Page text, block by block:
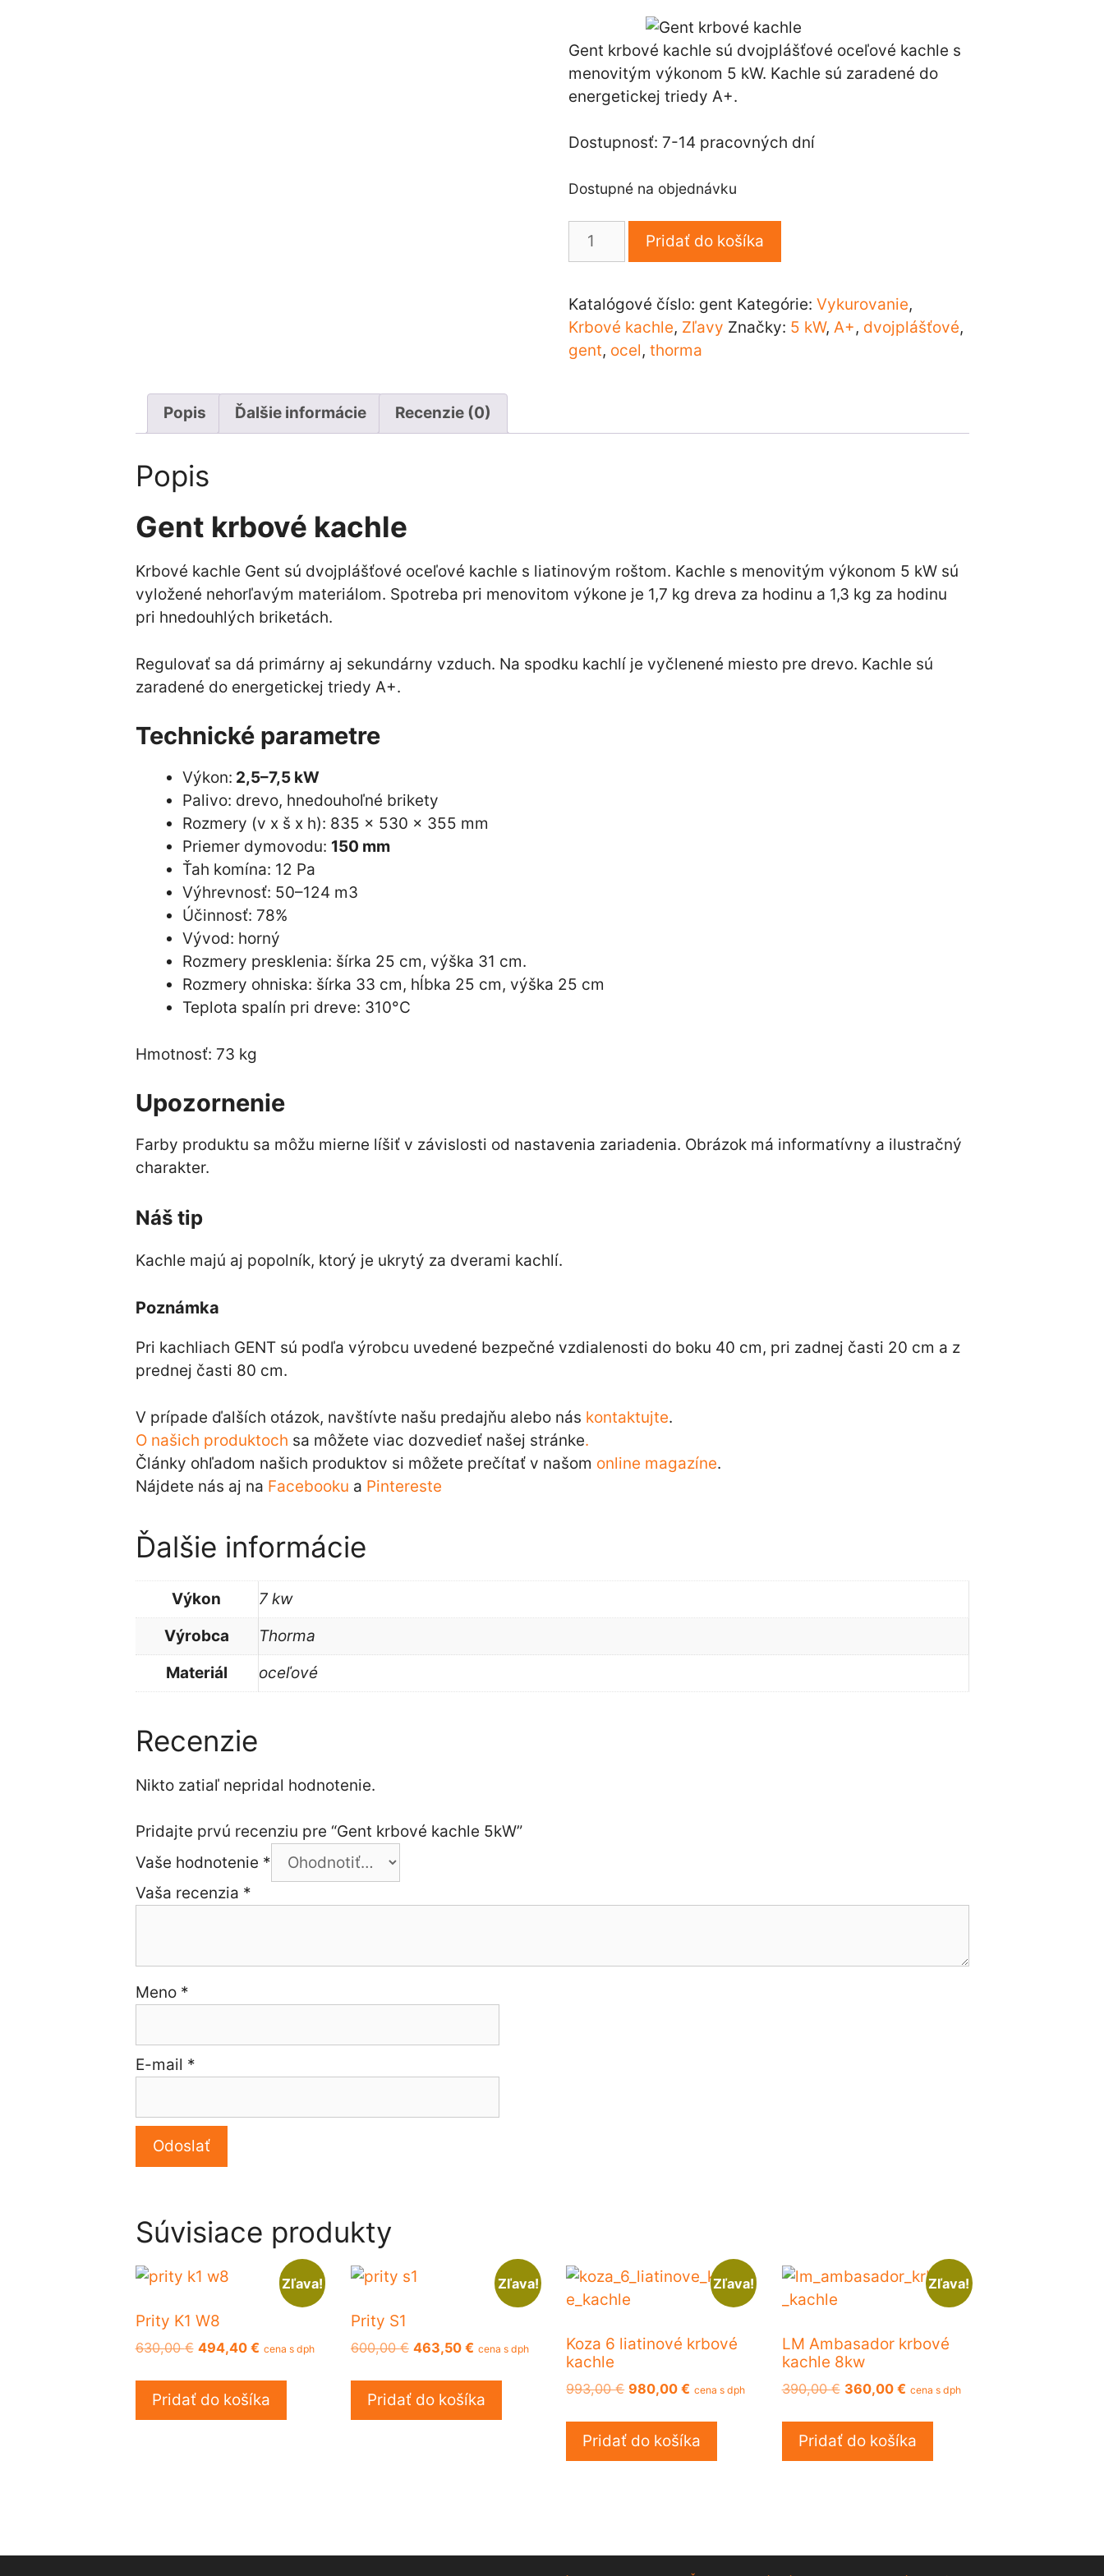
bola:
497,00 €.
je:
475,00 €.
Gent krbové kachle sú dvojplášťové oceľové kachle s
menovitým výkonom 5 kW. Kachle sú zaradené do
energetickej triedy A+.
Dostupnosť: 7-14 pracovných dní
Dostupné na objednávku
množstvo
kachle
5kW
Pridať do košíka
Katalógové číslo: gent Kategórie:Vykurovanie,
Krbové kachle, Zľavy Značky: 5 kW,A+, dvojplášťové,
gent, ocel,thorma
Popis Ďalšie informácie Recenzie (0)
Popis
Gent krbové kachle
Krbové kachle Gent sú dvojplášťové oceľové kachle s liatinovým roštom. Kachle s menovitým výkonom 5 kW sú
vyložené nehorľavým materiálom. Spotreba pri menovitom výkone je 1,7 kg dreva za hodinu a 1,3 kg za hodinu
pri hnedouhlých briketách.
Regulovať sa dá primárny aj sekundárny vzduch. Na spodku kachlí je vyčlenené miesto pre drevo. Kachle sú
zaradené do energetickej triedy A+.
Technické parametre
Výkon: 2,5–7,5 kW
Palivo: drevo, hnedouhoľné brikety
Rozmery (v x š x h): 835 × 530 × 355 mm
Priemer dymovodu: 150 mm
Ťah komína: 12 Pa
Výhrevnosť: 50–124 m3
Účinnosť: 78%
Vývod: horný
Rozmery presklenia: šírka 25 cm, výška 31 cm.
Rozmery ohniska: šírka 33 cm, hĺbka 25 cm, výška 25 cm
Teplota spalín pri dreve: 310°C
Hmotnosť: 73 kg
Upozornenie
Farby produktu sa môžu mierne líšiť v závislosti od nastavenia zariadenia. Obrázok má informatívny a ilustračný
charakter.
Náš tip
Kachle majú aj popolník, ktorý je ukrytý za dverami kachlí.
Poznámka
Pri kachliach GENT sú podľa výrobcu uvedené bezpečné vzdialenosti do boku 40 cm, pri zadnej časti 20 cm a z
prednej časti 80 cm.
V prípade ďalších otázok, navštívte našu predajňu alebo nás kontaktujte.
O našich produktoch sa môžete viac dozvedieť našej stránke.
Články ohľadom našich produktov si môžete prečítať v našom online magazíne.
Nájdete nás aj na Facebooku a Pintereste
Ďalšie informácie
Výkon
7 kw
Výrobca
Thorma
Materiál
oceľové
Recenzie
Nikto zatiaľ nepridal hodnotenie.
Pridajte prvú recenziu pre “Gent krbové kachle 5kW”
Vaše hodnotenie *
Vaša recenzia *
Meno *
E-mail *
Súvisiace produkty
Zľava!
Prity K1 W8
630,00€ Pôvodná
630,00 €.
494,40 €Aktuálna
494,40 €.
cena s dph
Pridať do košíka
Zľava!
Prity S1
600,00€ Pôvodná
600,00 €.
463,50 €Aktuálna
463,50 €.
cena s dph
Pridať do košíka
Zľava!
Koza 6 liatinové krbové
kachle
993,00€ Pôvodná
993,00 €.
980,00€ Aktuálna
980,00 €.
cena s dph
Pridať do košíka
Zľava!
LM Ambasador krbové
kachle 8kw
390,00€ Pôvodná
390,00 €.
360,00 €Aktuálna
360,00 €.
cena s dph
Pridať do košíka